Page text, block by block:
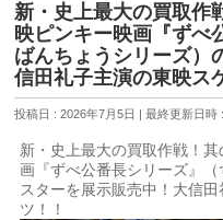
新・史上最大の買取作
映ピンキー映画『ずべ
ばんちょうシリーズ）
信田礼子主演の東映ス
投稿日 : 2026年7月5日 最終更新日時
新・史上最大の買取作戦！
画『ずべ公番長シリーズ』
スターを展示販売中！大信
ツ！！